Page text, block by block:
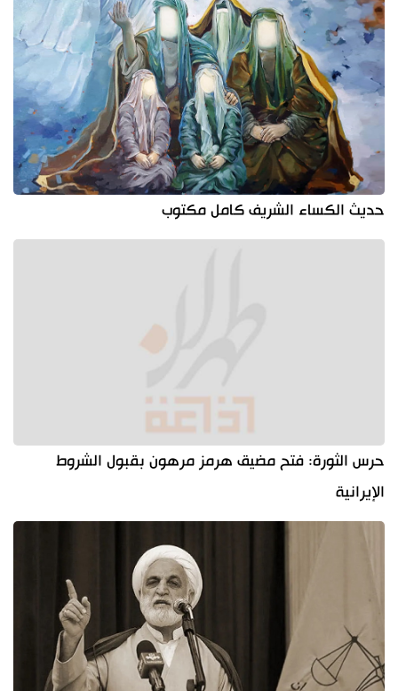
حديث الكساء الشريف كامل مكتوب
حرس الثورة: فتح مضيق هرمز مرهون بقبول الشروط
الإيرانية